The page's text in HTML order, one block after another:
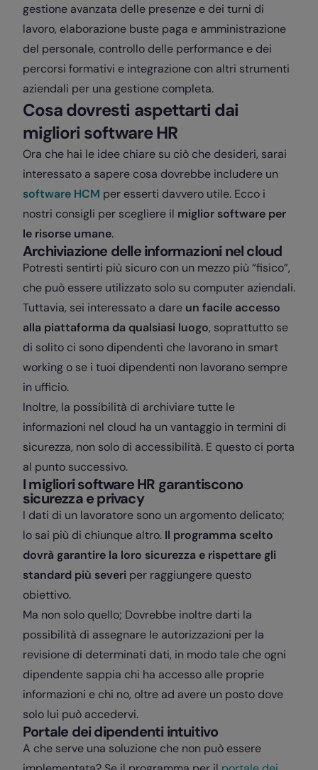
gestione avanzata delle presenze e dei turni di
lavoro, elaborazione buste paga e amministrazione
del personale, controllo delle performance e dei
percorsi formativi e integrazione con altri strumenti
aziendali per una gestione completa.
Cosa dovresti aspettarti dai
migliori software HR
Ora che hai le idee chiare su ciò che desideri, sarai
interessato a sapere cosa dovrebbe includere un
software HCM per esserti davvero utile. Ecco i
nostri consigli per scegliere il miglior software per
le risorse umane.
Archiviazione delle informazioni nel cloud
Potresti sentirti più sicuro con un mezzo più “fisico”,
che può essere utilizzato solo su computer aziendali.
Tuttavia, sei interessato a dare un facile accesso
alla piattaforma da qualsiasi luogo, soprattutto se
di solito ci sono dipendenti che lavorano in smart
working o se i tuoi dipendenti non lavorano sempre
in ufficio.
Inoltre, la possibilità di archiviare tutte le
informazioni nel cloud ha un vantaggio in termini di
sicurezza, non solo di accessibilità. E questo ci porta
al punto successivo.
I migliori software HR garantiscono
sicurezza e privacy
I dati di un lavoratore sono un argomento delicato;
lo sai più di chiunque altro. Il programma scelto
dovrà garantire la loro sicurezza e rispettare gli
standard più severi per raggiungere questo
obiettivo.
Ma non solo quello; Dovrebbe inoltre darti la
possibilità di assegnare le autorizzazioni per la
revisione di determinati dati, in modo tale che ogni
dipendente sappia chi ha accesso alle proprie
informazioni e chi no, oltre ad avere un posto dove
solo lui può accedervi.
Portale dei dipendenti intuitivo
A che serve una soluzione che non può essere